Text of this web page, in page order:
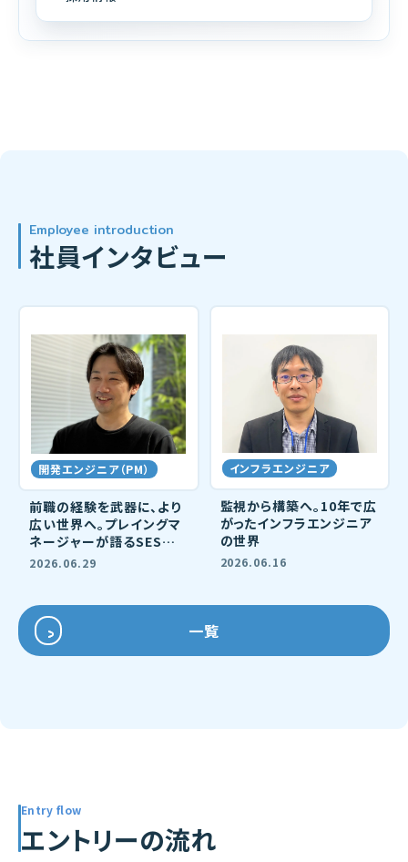
Employee introduction
社員インタビュー
一覧
開発エンジニア（PM）
前職の経験を武器に、より
広い世界へ。プレイングマ
ネージャーが語るSESの
可能性。
2026.06.29
インフラエンジニア
監視から構築へ。10年で広
がったインフラエンジニア
の世界
2026.06.16
Entry flow
エントリーの流れ